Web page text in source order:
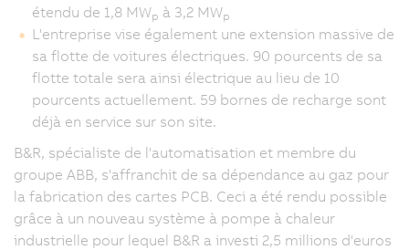
étendu de 1,8 MWp à 3,2 MWp
L'entreprise vise également une extension massive de
sa flotte de voitures électriques. 90 pourcents de sa
flotte totale sera ainsi électrique au lieu de 10
pourcents actuellement. 59 bornes de recharge sont
déjà en service sur son site.
B&R, spécialiste de l'automatisation et membre du
groupe ABB, s'affranchit de sa dépendance au gaz pour
la fabrication des cartes PCB. Ceci a été rendu possible
grâce à un nouveau système à pompe à chaleur
industrielle pour lequel B&R a investi 2,5 millions d'euros